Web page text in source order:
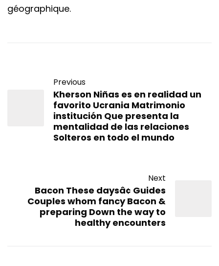
géographique.
Previous
Kherson Niñas es en realidad un
favorito Ucrania Matrimonio
institución Que presenta la
mentalidad de las relaciones
Solteros en todo el mundo
Next
Bacon These daysâ¢ Guides
Couples whom fancy Bacon &
preparing Down the way to
healthy encounters